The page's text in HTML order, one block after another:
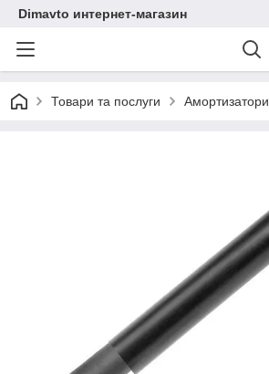
Dimavto интернет-магазин
Товари та послуги Амортизатори